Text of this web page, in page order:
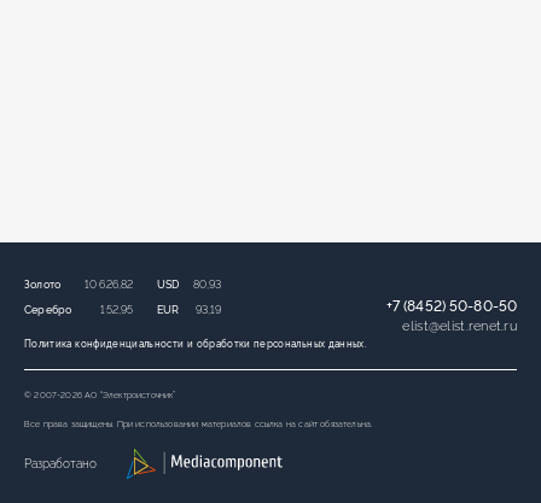
Политика конфиденциальности и обработки персональных данных.
Золото 10 626,82
Серебро 152,95
USD 80,93
EUR 93,19 +7 (8452) 50-80-50
elist@elist.renet.ru
© 2007-2026 АО “Электроисточник”
Все права защищены. При использовании материалов ссылка на сайт обязательна.
Разработано